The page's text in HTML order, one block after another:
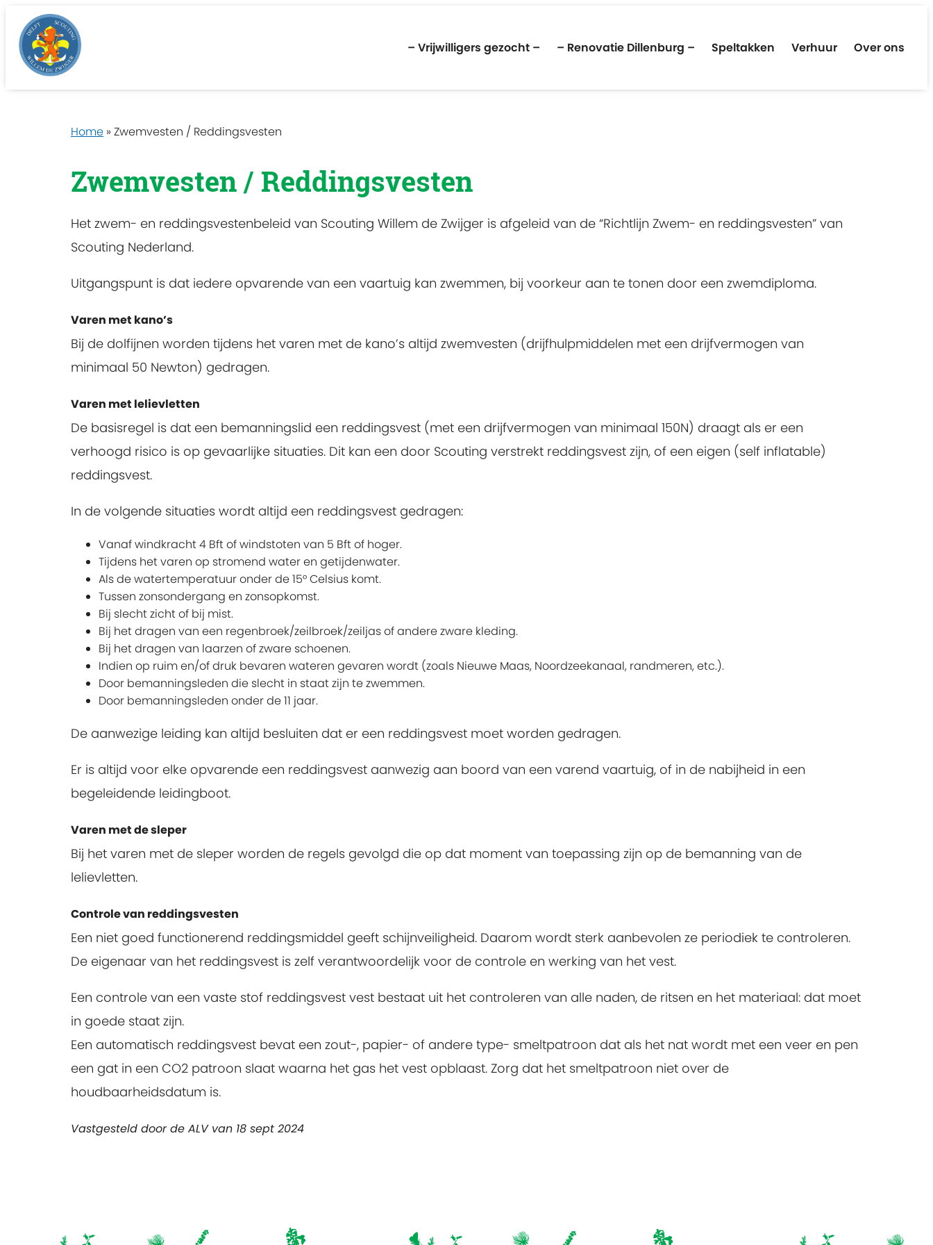
– Vrijwilligers gezocht – – Renovatie Dillenburg – Speltakken Verhuur Over ons
Home » Zwemvesten / Reddingsvesten
Zwemvesten / Reddingsvesten
Het zwem- en reddingsvestenbeleid van Scouting Willem de Zwijger is afgeleid van de “Richtlijn Zwem- en reddingsvesten” van
Scouting Nederland.
Uitgangspunt is dat iedere opvarende van een vaartuig kan zwemmen, bij voorkeur aan te tonen door een zwemdiploma.
Varen met kano’s
Bij de dolfijnen worden tijdens het varen met de kano’s altijd zwemvesten (drijfhulpmiddelen met een drijfvermogen van
minimaal 50 Newton) gedragen.
Varen met lelievletten
De basisregel is dat een bemanningslid een reddingsvest (met een drijfvermogen van minimaal 150N) draagt als er een
verhoogd risico is op gevaarlijke situaties. Dit kan een door Scouting verstrekt reddingsvest zijn, of een eigen (self inflatable)
reddingsvest.
In de volgende situaties wordt altijd een reddingsvest gedragen:
Vanaf windkracht 4 Bft of windstoten van 5 Bft of hoger.
Tijdens het varen op stromend water en getijdenwater.
Als de watertemperatuur onder de 15° Celsius komt.
Tussen zonsondergang en zonsopkomst.
Bij slecht zicht of bij mist.
Bij het dragen van een regenbroek/zeilbroek/zeiljas of andere zware kleding.
Bij het dragen van laarzen of zware schoenen.
Indien op ruim en/of druk bevaren wateren gevaren wordt (zoals Nieuwe Maas, Noordzeekanaal, randmeren, etc.).
Door bemanningsleden die slecht in staat zijn te zwemmen.
Door bemanningsleden onder de 11 jaar.
De aanwezige leiding kan altijd besluiten dat er een reddingsvest moet worden gedragen.
Er is altijd voor elke opvarende een reddingsvest aanwezig aan boord van een varend vaartuig, of in de nabijheid in een
begeleidende leidingboot.
Varen met de sleper
Bij het varen met de sleper worden de regels gevolgd die op dat moment van toepassing zijn op de bemanning van de
lelievletten.
Controle van reddingsvesten
Een niet goed functionerend reddingsmiddel geeft schijnveiligheid. Daarom wordt sterk aanbevolen ze periodiek te controleren.
De eigenaar van het reddingsvest is zelf verantwoordelijk voor de controle en werking van het vest.
Een controle van een vaste stof reddingsvest vest bestaat uit het controleren van alle naden, de ritsen en het materiaal: dat moet
in goede staat zijn.
Een automatisch reddingsvest bevat een zout-, papier- of andere type- smeltpatroon dat als het nat wordt met een veer en pen
een gat in een CO2 patroon slaat waarna het gas het vest opblaast. Zorg dat het smeltpatroon niet over de
houdbaarheidsdatum is.
Vastgesteld door de ALV van 18 sept 2024